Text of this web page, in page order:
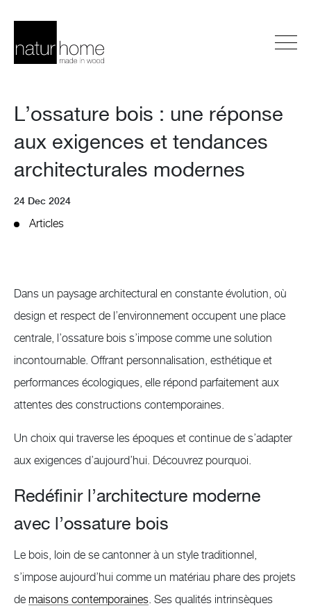
L’ossature bois : une réponse
aux exigences et tendances
architecturales modernes
24 Dec 2024
Articles
Dans un paysage architectural en constante évolution, où
design et respect de l’environnement occupent une place
centrale, l’ossature bois s’impose comme une solution
incontournable. Offrant personnalisation, esthétique et
performances écologiques, elle répond parfaitement aux
attentes des constructions contemporaines.
Un choix qui traverse les époques et continue de s’adapter
aux exigences d’aujourd’hui. Découvrez pourquoi.
Redéfinir l’architecture moderne
avec l’ossature bois
Le bois, loin de se cantonner à un style traditionnel,
s’impose aujourd’hui comme un matériau phare des projets
de maisons contemporaines . Ses qualités intrinsèques